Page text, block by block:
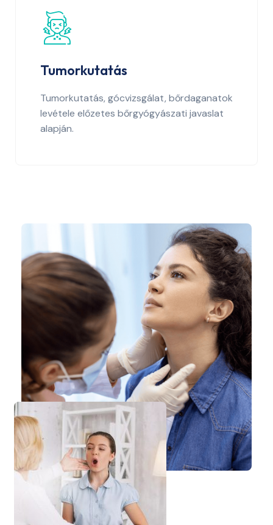
Tumorkutatás
Tumorkutatás, gócvizsgálat, bőrdaganatok
levétele előzetes bőrgyógyászati javaslat
alapján.